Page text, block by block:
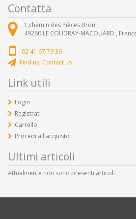
Contatta
1,chemin des Pièces Bron
49260 LE COUDRAY-MACOUARD ,
02 41 67 79 30
Find us, Contact us
Link utili
Login
Registrati
Carrello
Procedi all'acquisto
Ultimi articoli
Attualmente non sono presenti articoli